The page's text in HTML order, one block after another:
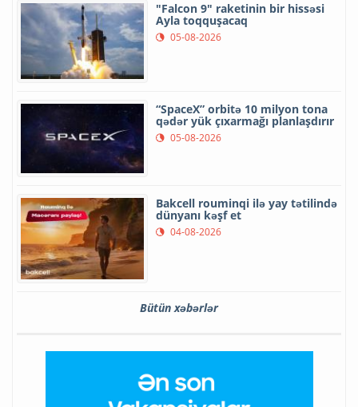
"Falcon 9" raketinin bir hissəsi
Ayla toqquşacaq
05-08-2026
“SpaceX” orbitə 10 milyon tona
qədər yük çıxarmağı planlaşdırır
05-08-2026
Bakcell rouminqi ilə yay tətilində
dünyanı kəşf et
04-08-2026
Bütün xəbərlər